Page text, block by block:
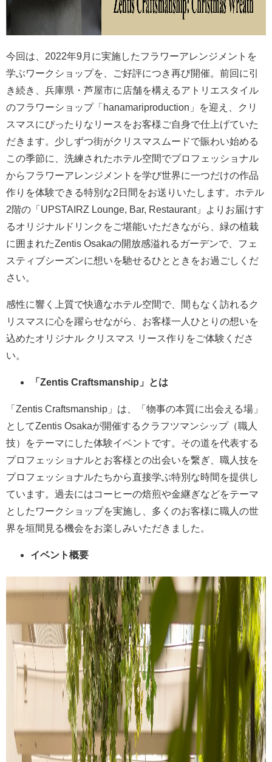
今回は、2022年9月に実施したフラワーアレンジメントを
学ぶワークショップを、ご好評につき再び開催。前回に引
き続き、兵庫県・芦屋市に店舗を構えるアトリエスタイル
のフラワーショップ「hanamariproduction」を迎え、クリ
スマスにぴったりなリースをお客様ご自身で仕上げていた
だきます。少しずつ街がクリスマスムードで賑わい始める
この季節に、洗練されたホテル空間でプロフェッショナル
からフラワーアレンジメントを学び世界に一つだけの作品
作りを体験できる特別な2日間をお送りいたします。ホテル
2階の「UPSTAIRZ Lounge, Bar, Restaurant」よりお届けす
るオリジナルドリンクをご堪能いただきながら、緑の植栽
に囲まれたZentis Osakaの開放感溢れるガーデンで、フェ
スティブシーズンに想いを馳せるひとときをお過ごしくだ
さい。
感性に響く上質で快適なホテル空間で、間もなく訪れるク
リスマスに心を躍らせながら、お客様一人ひとりの想いを
込めたオリジナル クリスマス リース作りをご体験くださ
い。
「Zentis Craftsmanship」とは
「Zentis Craftsmanship」は、「物事の本質に出会える場」
としてZentis Osakaが開催するクラフツマンシップ（職人
技）をテーマにした体験イベントです。その道を代表する
プロフェッショナルとお客様との出会いを繋ぎ、職人技を
プロフェッショナルたちから直接学ぶ特別な時間を提供し
ています。過去にはコーヒーの焙煎や金継ぎなどをテーマ
としたワークショップを実施し、多くのお客様に職人の世
界を垣間見る機会をお楽しみいただきました。
イベント概要